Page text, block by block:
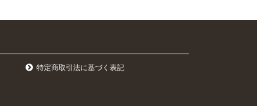
特定商取引法に基づく表記